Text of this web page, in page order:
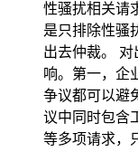
性骚扰相关请
是只排除性骚
出去仲裁。
响。第一，企
争议都可以避
议中同时包含
等多项请求，